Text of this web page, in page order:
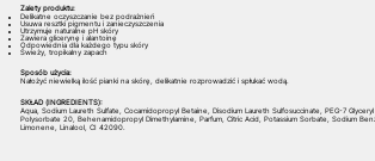
Zalety produktu:
Delikatne oczyszczanie bez podrażnień
Usuwa resztki pigmentu i zanieczyszczenia
Utrzymuje naturalne pH skóry
Zawiera glicerynę i alantoinę
Odpowiednia dla każdego typu skóry
Świeży, tropikalny zapach
Sposób użycia:
Nałożyć niewielką ilość pianki na skórę, delikatnie rozprowadzić i spłukać wodą.
SKŁAD (INGREDIENTS):
Aqua, Sodium Laureth Sulfate, Cocamidopropyl Betaine, Disodium Laureth Sulfosuccinate, PEG-7
Polysorbate 20, Behenamidopropyl Dimethylamine, Parfum, Citric Acid, Potassium Sorbate, Sodium
Limonene, Linalool, CI 42090.